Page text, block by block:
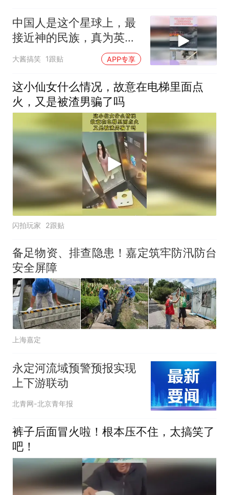
中国人是这个星球上，最
接近神的民族，真为英雄
消防员担心
大酱搞笑 1跟贴 APP专享
这小仙女什么情况，故意在电梯里面点
火，又是被渣男骗了吗
闪拍玩家 2跟贴
备足物资、排查隐患！嘉定筑牢防汛防台
安全屏障
上海嘉定
永定河流域预警预报实现
上下游联动
北青网-北京青年报
裤子后面冒火啦！根本压不住，太搞笑了
吧！